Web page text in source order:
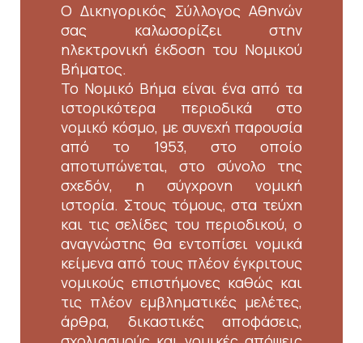
Ο Δικηγορικός Σύλλογος Αθηνών
σας καλωσορίζει στην
ηλεκτρονική έκδοση του Νομικού
Βήματος.
Το Νομικό Βήμα είναι ένα από τα
ιστορικότερα περιοδικά στο
νομικό κόσμο, με συνεχή παρουσία
από το 1953, στο οποίο
αποτυπώνεται, στο σύνολο της
σχεδόν, η σύγχρονη νομική
ιστορία. Στους τόμους, στα τεύχη
και τις σελίδες του περιοδικού, ο
αναγνώστης θα εντοπίσει νομικά
κείμενα από τους πλέον έγκριτους
νομικούς επιστήμονες καθώς και
τις πλέον εμβληματικές μελέτες,
άρθρα, δικαστικές αποφάσεις,